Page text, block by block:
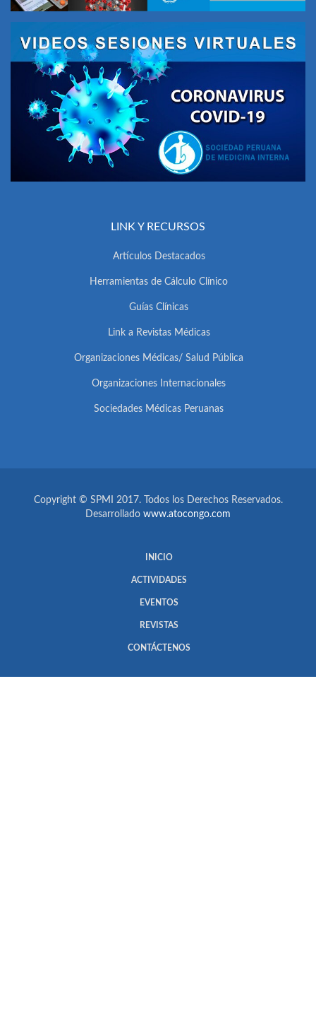
LINK Y RECURSOS
Artículos Destacados
Herramientas de Cálculo Clínico
Guías Clínicas
Link a Revistas Médicas
Organizaciones Médicas/ Salud Pública
Organizaciones Internacionales
Sociedades Médicas Peruanas
Copyright © SPMI 2017. Todos los Derechos Reservados.
Desarrollado www.atocongo.com
INICIO
ACTIVIDADES
EVENTOS
REVISTAS
CONTÁCTENOS